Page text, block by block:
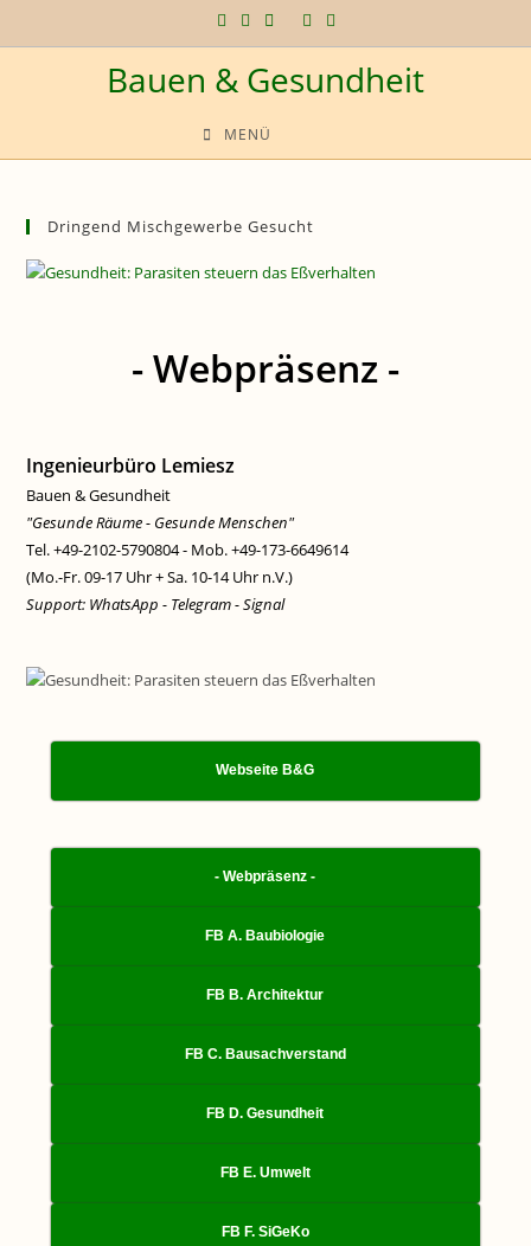
Inhalt
Bauen & Gesundheit
MENÜ
Dringend Mischgewerbe Gesucht
- Webpräsenz -
Ingenieurbüro Lemiesz
Bauen & Gesundheit
"Gesunde Räume - Gesunde Menschen"
Tel. +49-2102-5790804 - Mob. +49-173-6649614
(Mo.-Fr. 09-17 Uhr + Sa. 10-14 Uhr n.V.)
Support: WhatsApp - Telegram - Signal
Webseite B&G
- Webpräsenz -
FB A. Baubiologie
FB B. Architektur
FB C. Bausachverstand
FB D. Gesundheit
FB E. Umwelt
FB F. SiGeKo